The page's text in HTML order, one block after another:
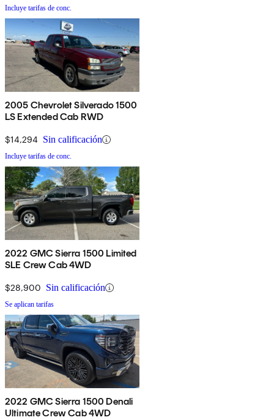
Incluye tarifas de conc.
2005 Chevrolet Silverado 1500
LS Extended Cab RWD
$14,294 Sin calificación
Incluye tarifas de conc.
2022 GMC Sierra 1500 Limited
SLE Crew Cab 4WD
$28,900 Sin calificación
Se aplican tarifas
2022 GMC Sierra 1500 Denali
Ultimate Crew Cab 4WD